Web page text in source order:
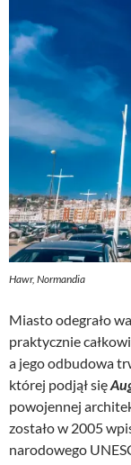
Hawr, Normandia
Miasto odegrało
praktycznie
a jego odbudowa
której podjął się
powojennej
zostało w 2005
narodowego